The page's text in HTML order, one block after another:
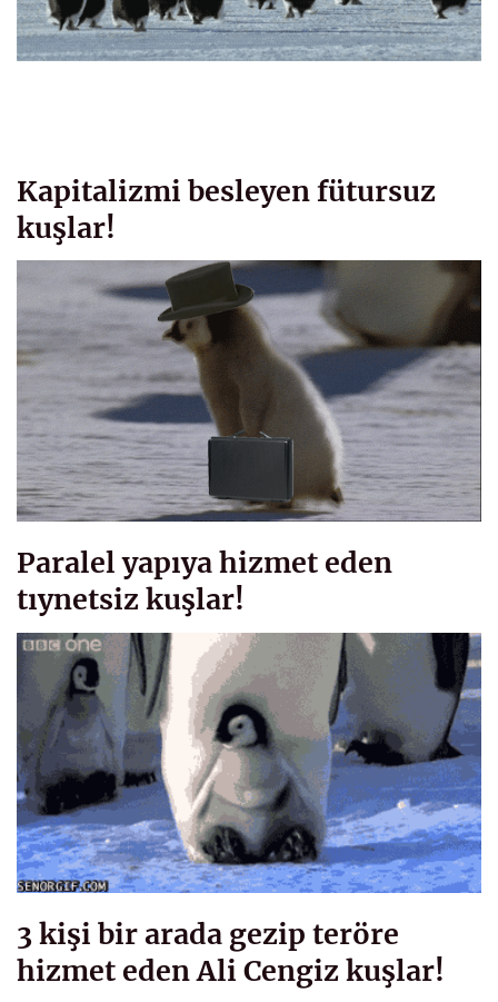
Kapitalizmi besleyen fütursuz
kuşlar!
Paralel yapıya hizmet eden
tıynetsiz kuşlar!
3 kişi bir arada gezip teröre
hizmet eden Ali Cengiz kuşlar!